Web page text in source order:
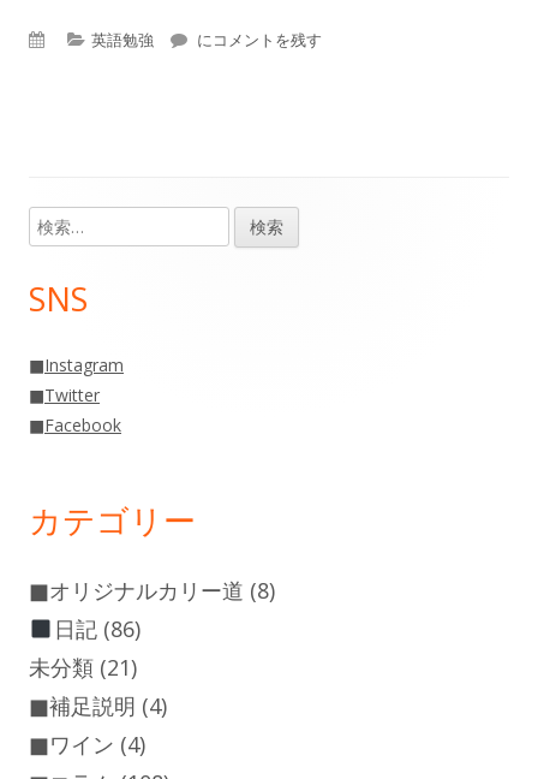
カ
ー
英語勉強 #失礼な英語（ケビン）
にコメントを残す
メ
イ
サ
イ
バ
ー
検
索:
SNS
■Instagram
■Twitter
■Facebook
カテゴリー
■オリジナルカリー道 (8)
日記(86)
未分類 (21)
■補足説明 (4)
■ワイン (4)